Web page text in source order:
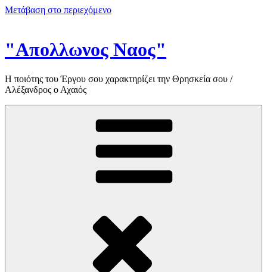
Μετάβαση στο περιεχόμενο
"Απολλωνος Ναος"
Η ποιότης του Έργου σου χαρακτηρίζει την Θρησκεία σου /
Αλέξανδρος ο Αχαιός